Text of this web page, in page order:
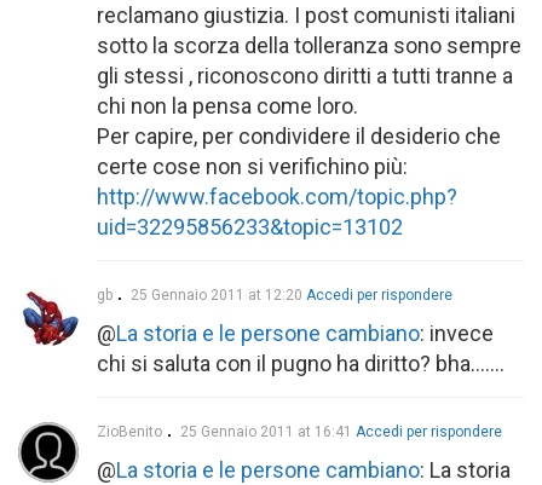
reclamano giustizia. I post comunisti italiani
sotto la scorza della tolleranza sono sempre
gli stessi , riconoscono diritti a tutti tranne a
chi non la pensa come loro.
Per capire, per condividere il desiderio che
certe cose non si verifichino più:
http://www.facebook.com/topic.php?
uid=32295856233&topic=13102
gb 25 Gennaio 2011 at 12:20 Accedi per rispondere
@La storia e le persone cambiano: invece
chi si saluta con il pugno ha diritto? bha…….
ZioBenito 25 Gennaio 2011 at 16:41 Accedi per rispondere
@La storia e le persone cambiano: La storia